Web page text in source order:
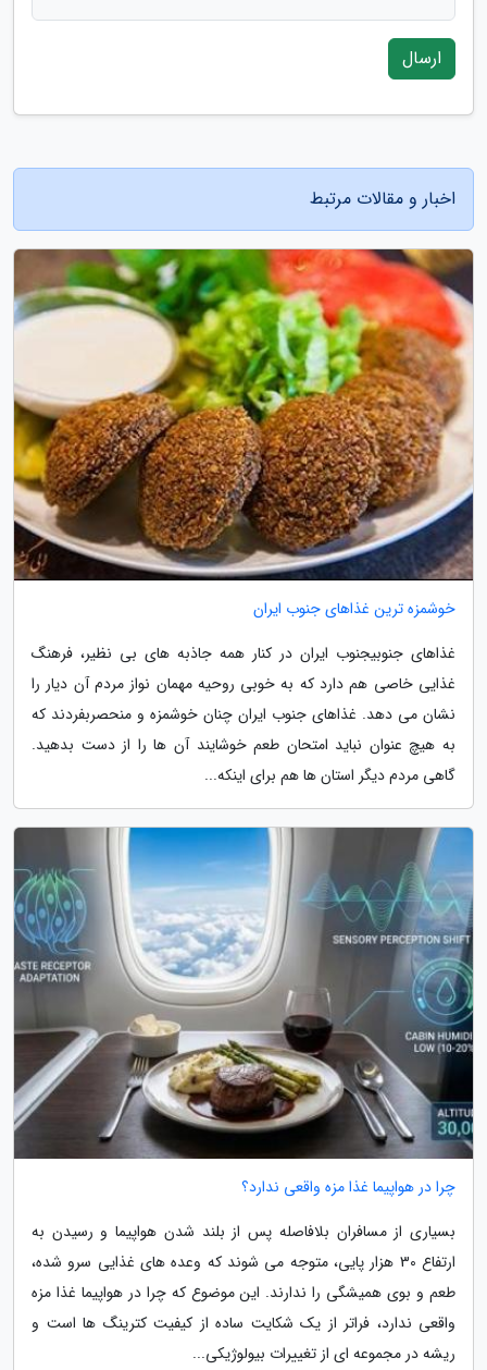
ارسال
اخبار و مقالات مرتبط
خوشمزه ترین غذاهای جنوب ایران
غذاهای جنوبیجنوب ایران در کنار همه جاذبه های بی نظیر، فرهنگ
غذایی خاصی هم دارد که به خوبی روحیه مهمان نواز مردم آن دیار را
نشان می دهد. غذاهای جنوب ایران چنان خوشمزه و منحصربفردند که
به هیچ عنوان نباید امتحان طعم خوشایند آن ها را از دست بدهید.
گاهی مردم دیگر استان ها هم برای اینکه...
چرا در هواپیما غذا مزه واقعی ندارد؟
بسیاری از مسافران بلافاصله پس از بلند شدن هواپیما و رسیدن به
ارتفاع 30 هزار پایی، متوجه می شوند که وعده های غذایی سرو شده،
طعم و بوی همیشگی را ندارند. این موضوع که چرا در هواپیما غذا مزه
واقعی ندارد، فراتر از یک شکایت ساده از کیفیت کترینگ ها است و
ریشه در مجموعه ای از تغییرات بیولوژیکی...